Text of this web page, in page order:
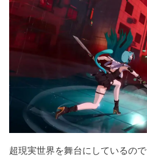
超現実世界を舞台にしているので